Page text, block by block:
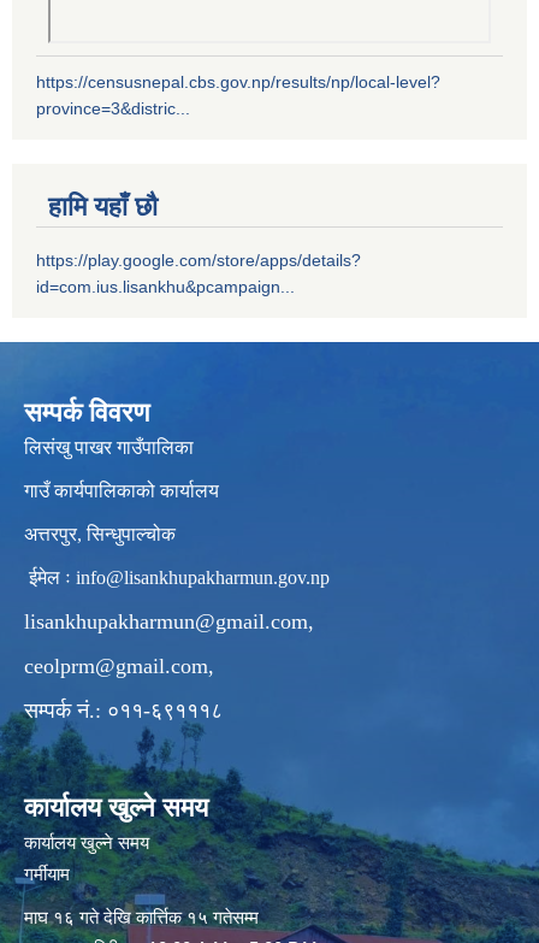
https://censusnepal.cbs.gov.np/results/np/local-level?
province=3&distric...
हामि यहाँ छौ
https://play.google.com/store/apps/details?
id=com.ius.lisankhu&pcampaign...
सम्पर्क विवरण
लिसंखु पाखर गाउँपालिका
गाउँ कार्यपालिकाको कार्यालय
अत्तरपुर, सिन्धुपाल्चोक
ईमेल ः info@lisankhupakharmun.gov.np
lisankhupakharmun@gmail.com,
ceolprm@gmail.com,
सम्पर्क नं.: ०११-६९१११८
कार्यालय खुल्ने समय
कार्यालय खुल्ने समय
गर्मीयाम
माघ १६ गते देखि कार्त्तिक १५ गतेसम्म